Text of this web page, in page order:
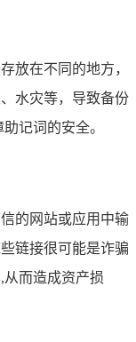
放在不同的地方，
水灾等，导致备份
记词的安全。
的网站或应用中输
链接很可能是诈骗
从而造成资产损